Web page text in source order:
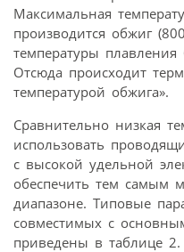
Максимальная
производится обжиг
температуры
Отсюда происходит
температурой обжига».
Сравнительно низкая
использовать
с высокой удельной
обеспечить тем самым
диапазоне. Типовые
совместимых с
приведены в таблице 2.